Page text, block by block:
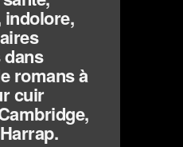
indolore,
romans à
cuir